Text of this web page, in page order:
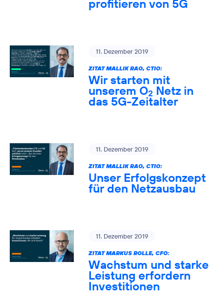
profitieren von 5G
11. Dezember 2019
ZITAT MALLIK RAO, CTIO:
Wir starten mit
unserem O2 Netz in
das 5G-Zeitalter
11. Dezember 2019
ZITAT MALLIK RAO, CTIO:
Unser Erfolgskonzept
für den Netzausbau
11. Dezember 2019
ZITAT MARKUS ROLLE, CFO:
Wachstum und starke
Leistung erfordern
Investitionen